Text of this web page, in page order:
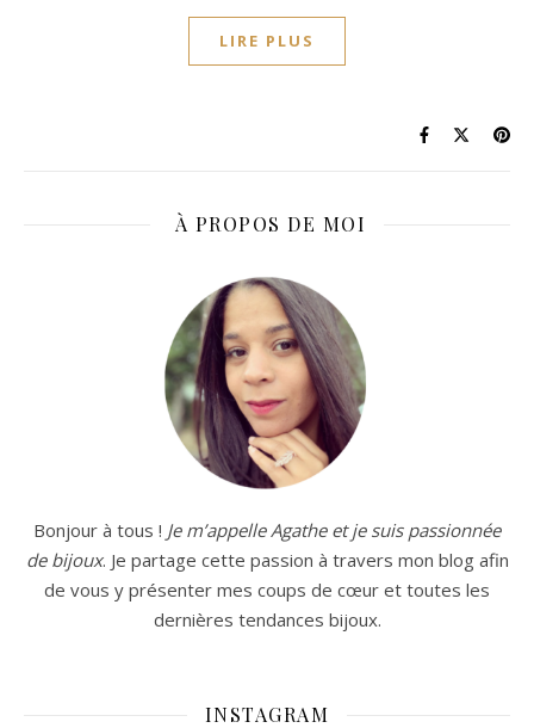
LIRE PLUS
À PROPOS DE MOI
Bonjour à tous ! Je m’appelle Agathe et je suis passionnée
de bijoux. Je partage cette passion à travers mon blog afin
de vous y présenter mes coups de cœur et toutes les
dernières tendances bijoux.
INSTAGRAM